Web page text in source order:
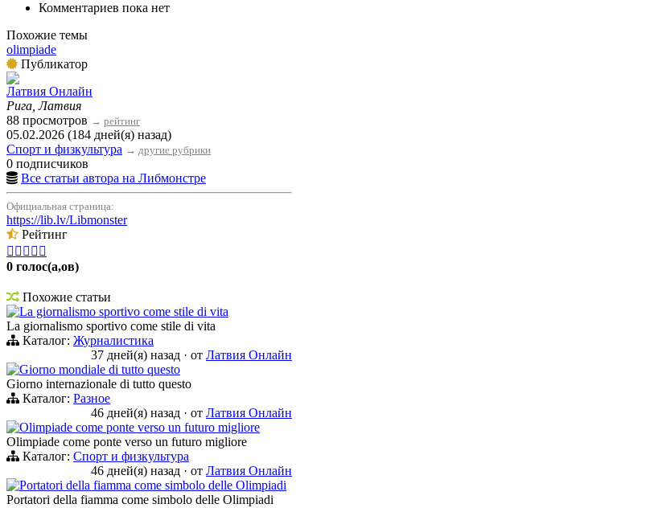
Комментариев пока нет
Похожие темы
olimpiade
Публикатор
Латвия Онлайн
Рига, Латвия
88 просмотров → рейтинг
05.02.2026 (184 дней(я) назад)
Спорт и физкультура → другие рубрики
0 подписчиков
Все статьи автора на Либмонстре
Официальная страница:
https://lib.lv/Libmonster
Рейтинг
    
0 голос(а,ов)
Похожие статьи
La giornalismo sportivo come stile di vita
La giornalismo sportivo come stile di vita
Каталог: Журналистика
37 дней(я) назад · от Латвия Онлайн
Giorno mondiale di tutto questo
Giorno internazionale di tutto questo
Каталог: Разное
46 дней(я) назад · от Латвия Онлайн
Olimpiade come ponte verso un futuro migliore
Olimpiade come ponte verso un futuro migliore
Каталог: Спорт и физкультура
46 дней(я) назад · от Латвия Онлайн
Portatori della fiamma come simbolo delle Olimpiadi
Portatori della fiamma come simbolo delle Olimpiadi